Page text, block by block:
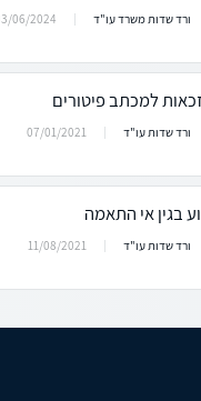
ורד שדות משרד עו"ד 06/2024
למכתב פיטורים
ורד שדות עו"ד 07/01/2021
בגין אי התאמה
ורד שדות עו"ד 11/08/2021